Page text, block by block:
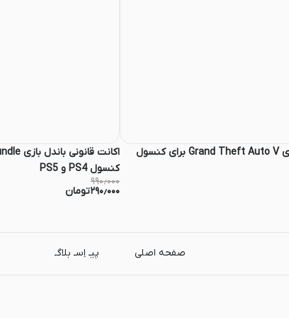
اکانت قانونی بازی Grand Theft Auto V برای کنسول
کنسول PS4 و PS5
۹۹۰٫۰۰۰
۲۹۰٫۰۰۰تومان
صفحه اصلی پیـ اِسـ بلاگـ